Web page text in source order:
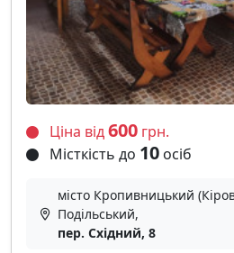
Ціна від600 грн.
Місткість до 10 осіб
місто Кропивницький
Подільський,
пер. Східний, 8